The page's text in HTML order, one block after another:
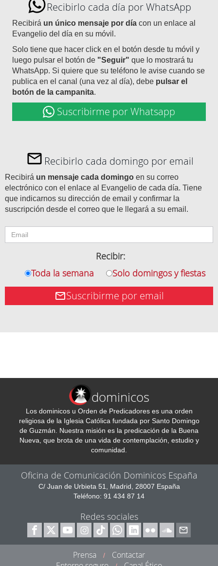
Recibirlo cada día por WhatsApp
Recibirá un único mensaje por día con un enlace al
Evangelio del día en su móvil.
Solo tiene que hacer click en el botón desde tu móvil y
luego pulsar el botón de "Seguir" que lo mostrará tu
WhatsApp. Si quiere que su teléfono le avise cuando se
publica en el canal (una vez al día), debe pulsar el
botón de la campanita.
Suscribirme por Whatsapp
Recibirlo cada domingo por email
Recibirá un mensaje cada domingo en su correo
electrónico con el enlace al Evangelio de cada día. Tiene
que indicarnos su dirección de email y confirmar la
suscripción desde el correo que le llegará a su email.
Recibir:
Toda la semana
Solo domingos y fiestas
Suscribirme por email
dominicos
Los dominicos u Orden de Predicadores es una orden
religiosa de la Iglesia Católica fundada por Santo Domingo
de Guzmán. Nuestra misión es la predicación de la Buena
Nueva, que brota de una vida de contemplación, estudio y
comunidad.
Oficina de Comunicación Dominicos España
C/ Juan de Urbieta 51, Madrid, 28007 España
Teléfono: 91 434 87 14
Redes sociales
Prensa /
Contactar